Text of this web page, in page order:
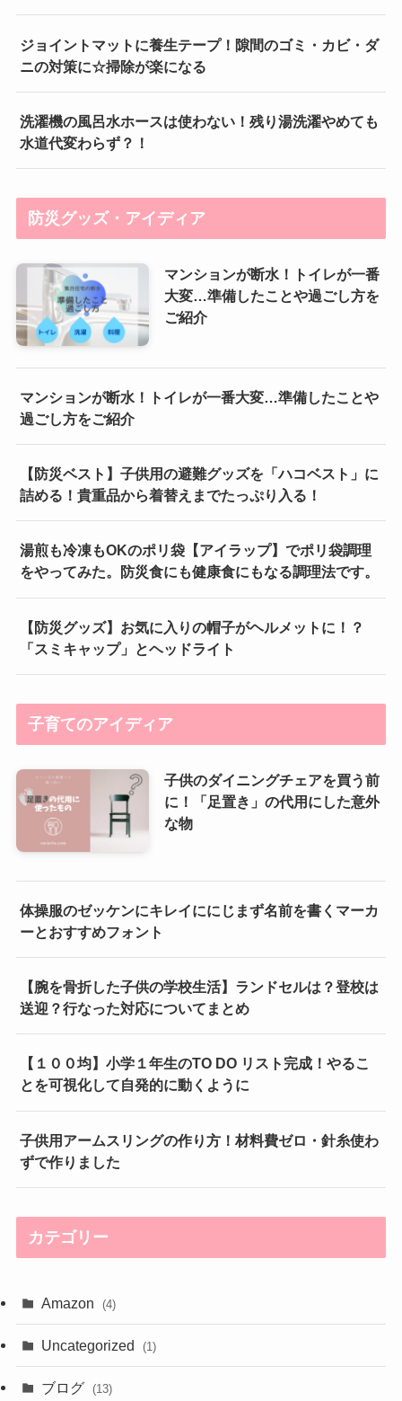
ジョイントマットに養生テープ！隙間のゴミ・カビ・ダ
ニの対策に☆掃除が楽になる
洗濯機の風呂水ホースは使わない！残り湯洗濯やめても
水道代変わらず？！
防災グッズ・アイディア
マンションが断水！トイレが一番
大変…準備したことや過ごし方を
ご紹介
マンションが断水！トイレが一番大変…準備したことや
過ごし方をご紹介
【防災ベスト】子供用の避難グッズを「ハコベスト」に
詰める！貴重品から着替えまでたっぷり入る！
湯煎も冷凍もOKのポリ袋【アイラップ】でポリ袋調理
をやってみた。防災食にも健康食にもなる調理法です。
【防災グッズ】お気に入りの帽子がヘルメットに！？
「スミキャップ」とヘッドライト
子育てのアイディア
子供のダイニングチェアを買う前
に！「足置き」の代用にした意外
な物
体操服のゼッケンにキレイににじまず名前を書くマーカ
ーとおすすめフォント
【腕を骨折した子供の学校生活】ランドセルは？登校は
送迎？行なった対応についてまとめ
【１００均】小学１年生のTO DO リスト完成！やるこ
とを可視化して自発的に動くように
子供用アームスリングの作り方！材料費ゼロ・針糸使わ
ずで作りました
カテゴリー
Amazon (4)
Uncategorized (1)
ブログ (13)